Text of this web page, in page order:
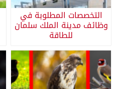
التخصصات المطلوبة في
وظائف مدينة الملك سلمان
للطاقة